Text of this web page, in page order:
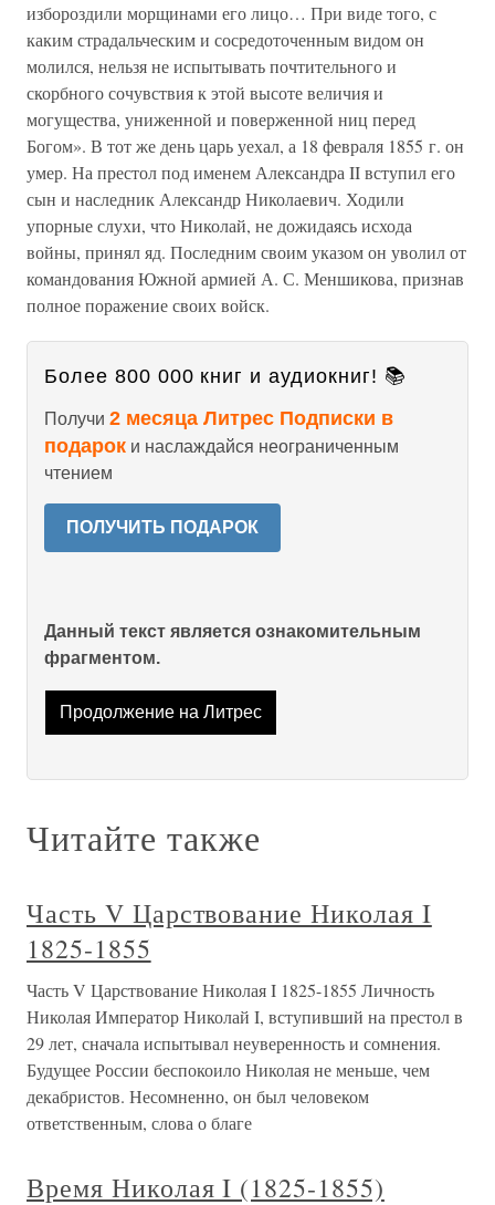
избороздили морщинами его лицо… При виде того, с
каким страдальческим и сосредоточенным видом он
молился, нельзя не испытывать почтительного и
скорбного сочувствия к этой высоте величия и
могущества, униженной и поверженной ниц перед
Богом». В тот же день царь уехал, а 18 февраля 1855 г. он
умер. На престол под именем Александра II вступил его
сын и наследник Александр Николаевич. Ходили
упорные слухи, что Николай, не дожидаясь исхода
войны, принял яд. Последним своим указом он уволил от
командования Южной армией А. С. Меншикова, признав
полное поражение своих войск.
Более 800 000 книг и аудиокниг! 📚
Получи 2 месяца Литрес Подписки в
подарок и наслаждайся неограниченным
чтением
ПОЛУЧИТЬ ПОДАРОК
Данный текст является ознакомительным
фрагментом.
Продолжение на Литрес
Читайте также
Часть V Царствование Николая I
1825-1855
Часть V Царствование Николая I 1825-1855 Личность
Николая Император Николай I, вступивший на престол в
29 лет, сначала испытывал неуверенность и сомнения.
Будущее России беспокоило Николая не меньше, чем
декабристов. Несомненно, он был человеком
ответственным, слова о благе
Время Николая I (1825-1855)